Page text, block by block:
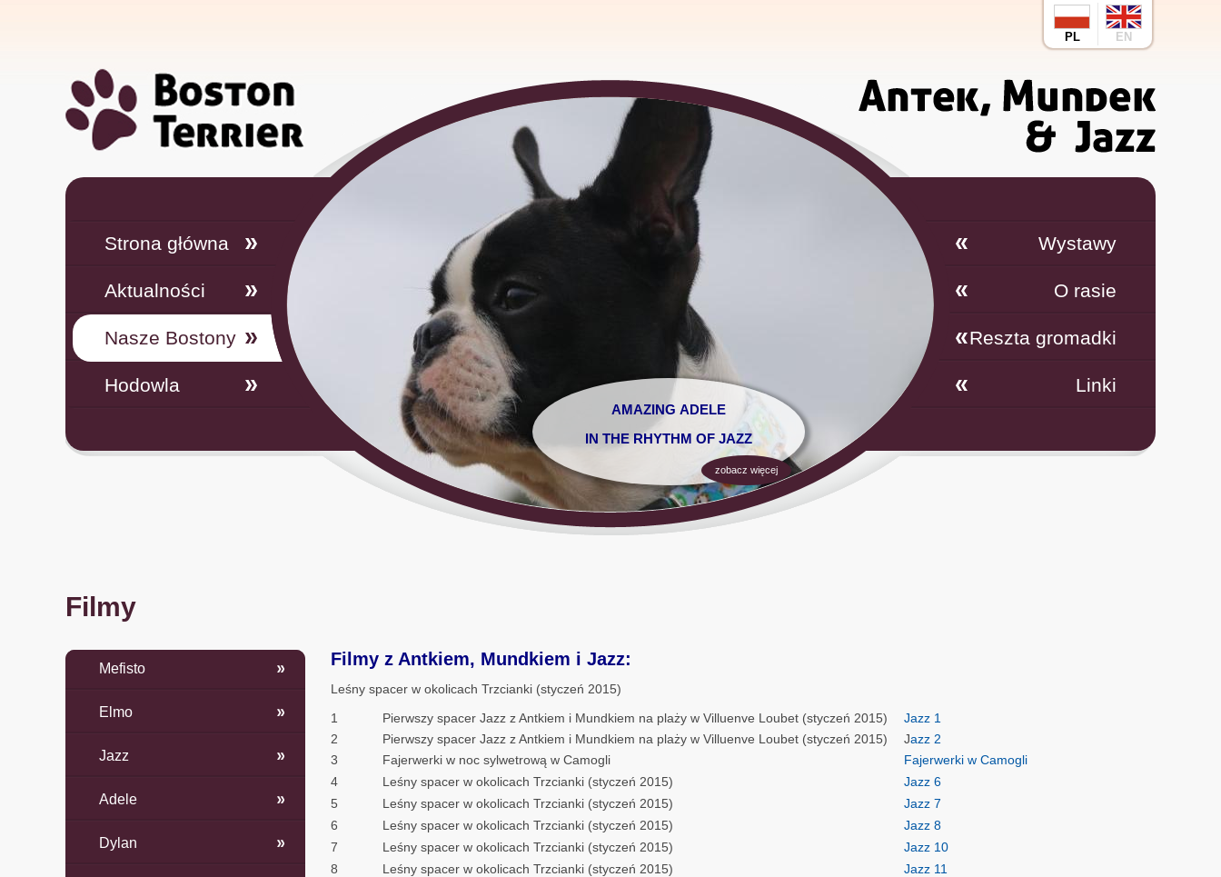
PL EN
Strona główna
Aktualności
Nasze Bostony
Hodowla
Wystawy
O rasie
Reszta gromadki
Linki
AMAZING ADELE
IN THE RHYTHM OF JAZZ
zobacz więcej
Filmy
Filmy z Antkiem, Mundkiem i Jazz:
Leśny spacer w okolicach Trzcianki (styczeń 2015)
1
Pierwszy spacer Jazz z Antkiem i Mundkiem na plaży w Villuenve Loubet (styczeń 2015)
Jazz 1
2
Pierwszy spacer Jazz z Antkiem i Mundkiem na plaży w Villuenve Loubet (styczeń 2015) Jazz 2
3
Fajerwerki w noc sylwetrową w Camogli
Fajerwerki w Camogli
4
Leśny spacer w okolicach Trzcianki (styczeń 2015)
Jazz 6
5
Leśny spacer w okolicach Trzcianki (styczeń 2015)
Jazz 7
6
Leśny spacer w okolicach Trzcianki (styczeń 2015)
Jazz 8
7
Leśny spacer w okolicach Trzcianki (styczeń 2015)
Jazz 10
8
Leśny spacer w okolicach Trzcianki (styczeń 2015) Jazz 11
Mefisto
Elmo
Jazz
Adele
Dylan